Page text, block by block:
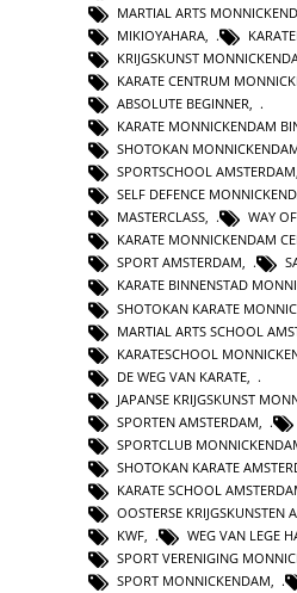
MARTIAL ARTS
MIKIOYAHARA
KRIJGSKUNST
KARATE CENTRUM
ABSOLUTE BEGINNER
KARATE MONNICKENDAM
SHOTOKAN
SPORTSCHOOL AMSTERDAM,
SELF DEFENCE
MASTERCLASS, WAY
KARATE MONNICKENDAM
SPORT AMSTERDAM,
KARATE BINNENSTAD
SHOTOKAN KARATE
MARTIAL ARTS SCHOOL
KARATESCHOOL
DE WEG VAN KARATE
JAPANSE KRIJGSKUNST
SPORTEN AMSTERDAM
SPORTCLUB
SHOTOKAN KARATE
KARATE SCHOOL
OOSTERSE KRIJGSKUNSTEN
KWF, WEG VAN LEGE
SPORT VERENIGING
SPORT MONNICKENDAM,